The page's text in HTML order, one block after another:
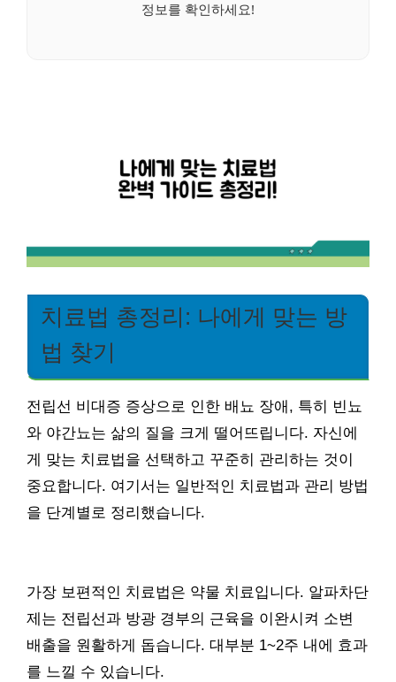
정보를 확인하세요!
치료법 총정리: 나에게 맞는 방
법 찾기
전립선 비대증 증상으로 인한 배뇨 장애, 특히 빈뇨
와 야간뇨는 삶의 질을 크게 떨어뜨립니다. 자신에
게 맞는 치료법을 선택하고 꾸준히 관리하는 것이
중요합니다. 여기서는 일반적인 치료법과 관리 방법
을 단계별로 정리했습니다.
가장 보편적인 치료법은 약물 치료입니다. 알파차단
제는 전립선과 방광 경부의 근육을 이완시켜 소변
배출을 원활하게 돕습니다. 대부분 1~2주 내에 효과
를 느낄 수 있습니다.